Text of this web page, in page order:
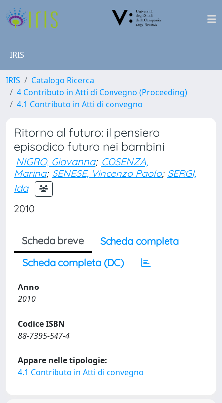
IRIS
IRIS
Catalogo Ricerca
4 Contributo in Atti di Convegno (Proceeding)
4.1 Contributo in Atti di convegno
Ritorno al futuro: il pensiero
episodico futuro nei bambini
NIGRO, Giovanna; COSENZA,
Marina; SENESE, Vincenzo Paolo; SERGI,
Ida
2010
Scheda breve
Scheda completa
Scheda completa (DC)
Anno
2010
Codice ISBN
88-7395-547-4
Appare nelle tipologie:
4.1 Contributo in Atti di convegno